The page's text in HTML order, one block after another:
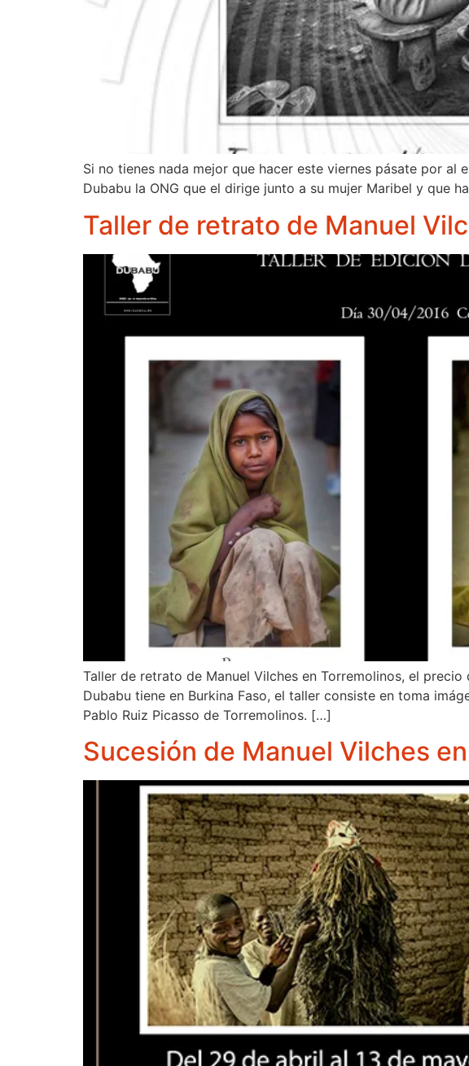
Si no tienes nada mejor que hacer este viernes pásate por
Dubabu la ONG que el dirige junto a su mujer Maribel y que
Taller de retrato de Manuel
Taller de retrato de Manuel Vilches en Torremolinos, el
Dubabu tiene en Burkina Faso, el taller consiste en toma
Pablo Ruiz Picasso de Torremolinos. […]
Sucesión de Manuel Vilches